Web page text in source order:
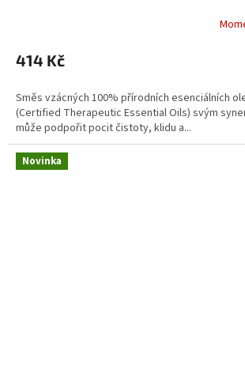
414 Kč
Směs vzácných 100% přírodních esenciálních
(Certified Therapeutic Essential Oils) svým
může podpořit pocit čistoty, klidu a...
Novinka